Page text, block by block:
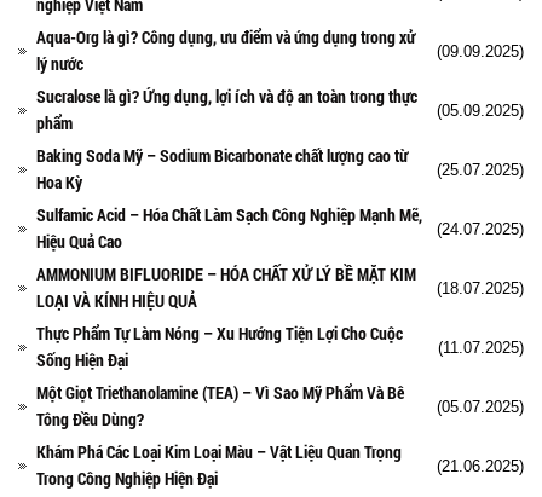
Aqua-Org là gì? Công dụng, ưu điểm và ứng dụng trong xử
lý nước
(09.09.2025)
Sucralose là gì? Ứng dụng, lợi ích và độ an toàn trong thực
phẩm
(05.09.2025)
Baking Soda Mỹ – Sodium Bicarbonate chất lượng cao từ
Hoa Kỳ
(25.07.2025)
Sulfamic Acid – Hóa Chất Làm Sạch Công Nghiệp Mạnh Mẽ,
Hiệu Quả Cao
(24.07.2025)
AMMONIUM BIFLUORIDE – HÓA CHẤT XỬ LÝ BỀ MẶT KIM
LOẠI VÀ KÍNH HIỆU QUẢ
(18.07.2025)
Thực Phẩm Tự Làm Nóng – Xu Hướng Tiện Lợi Cho Cuộc
Sống Hiện Đại
(11.07.2025)
Một Giọt Triethanolamine (TEA) – Vì Sao Mỹ Phẩm Và Bê
Tông Đều Dùng?
(05.07.2025)
Khám Phá Các Loại Kim Loại Màu – Vật Liệu Quan Trọng
Trong Công Nghiệp Hiện Đại
(21.06.2025)